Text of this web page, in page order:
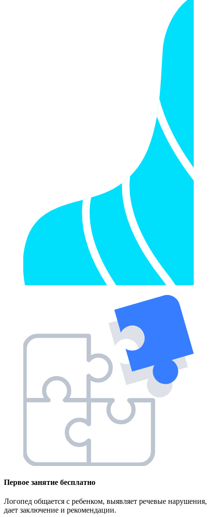
Первое занятие бесплатно
Логопед общается с ребенком, выявляет речевые нарушения,
дает заключение и рекомендации.